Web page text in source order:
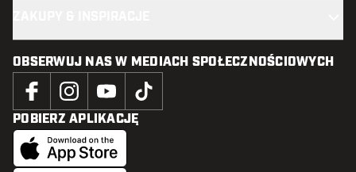
OBSERWUJ NAS W MEDIACH SPOŁECZNOŚCIOWYCH
POBIERZ APLIKACJĘ